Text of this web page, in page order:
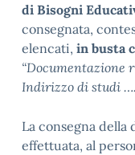
di Bisogni
consegnata,
elencati, in busta
Indirizzo di studi
La consegna della
effettuata, al